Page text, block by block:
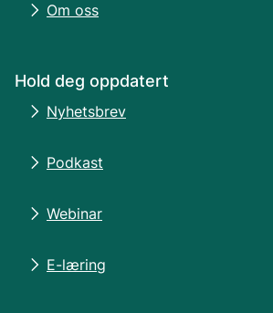
Om oss
Hold deg oppdatert
Nyhetsbrev
Podkast
Webinar
E-læring